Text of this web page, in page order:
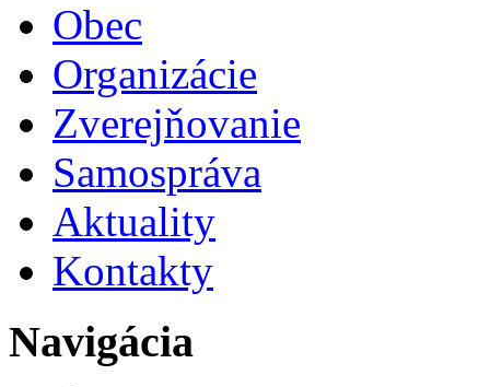
Obec
Organizácie
Zverejňovanie
Samospráva
Aktuality
Kontakty
Navigácia